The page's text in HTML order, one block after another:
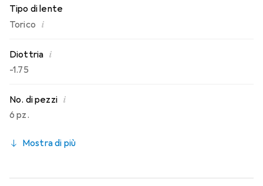
Tipo di lente
Torico i
Diottria i
-1.75
No. di pezzi i
6 pz.
Mostra di più